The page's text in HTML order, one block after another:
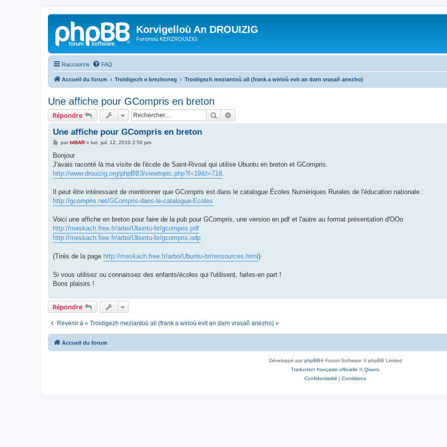
Korvigelloù An DROUIZIG
Foromoù KERZROUIZIG
Raccourcis FAQ
Accueil du forum Troidigezh e brezhoneg Troidigezh meziantoù all (frank a wirioù evit an darn vrasañ anezho)
Une affiche pour GCompris en breton
Répondre Rechercher
Une affiche pour GCompris en breton
M
s
a
g
e
parbIBAR» lun. juil. 12, 2010 2:56 pm
Bonjour
J'avais raconté là ma visite de l'école de Saint-Rivoal qui utilise Ubuntu en breton et GCompris.
http://www.drouizig.org/phpBB3/viewtopic.php?f=19&t=718
Il peut être intéressant de mentionner que GCompris est dans le catalogue Écoles Numériques Rurales de l'éducation nationale :
http://gcompris.net/GCompris-dans-le-catalogue-Ecoles
Voici une affiche en breton pour faire de la pub pour GCompris, une version en pdf et l'autre au format présentation d'OOo
http://meskach.free.fr/arbo/Ubuntu-br/gcompris.pdf
http://meskach.free.fr/arbo/Ubuntu-br/gcompris.odp
(Tirés de la page http://meskach.free.fr/arbo/Ubuntu-br/ressources.html)
Si vous utilisez ou connaissez des enfants/écoles qui l'utilisent, faites-en part !
Bons plaisirs !
Répondre
Revenir à « Troidigezh meziantoù all (frank a wirioù evit an darn vrasañ anezho) »
Accueil du forum
Développé parphpBB® Forum Software © phpBB Limited
Traduction française officielle ©Qiaeru
Confidentialité | Conditions